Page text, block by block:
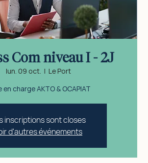
Com niveau I - 2J
lun. 09 oct.
  |
Le Port
en charge AKTO & OCAPIAT
inscriptions sont closes
d'autres événements